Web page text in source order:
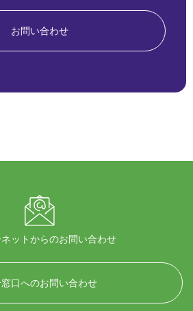
お問い合わせ
ットからのお問い合わせ
口へのお問い合わせ